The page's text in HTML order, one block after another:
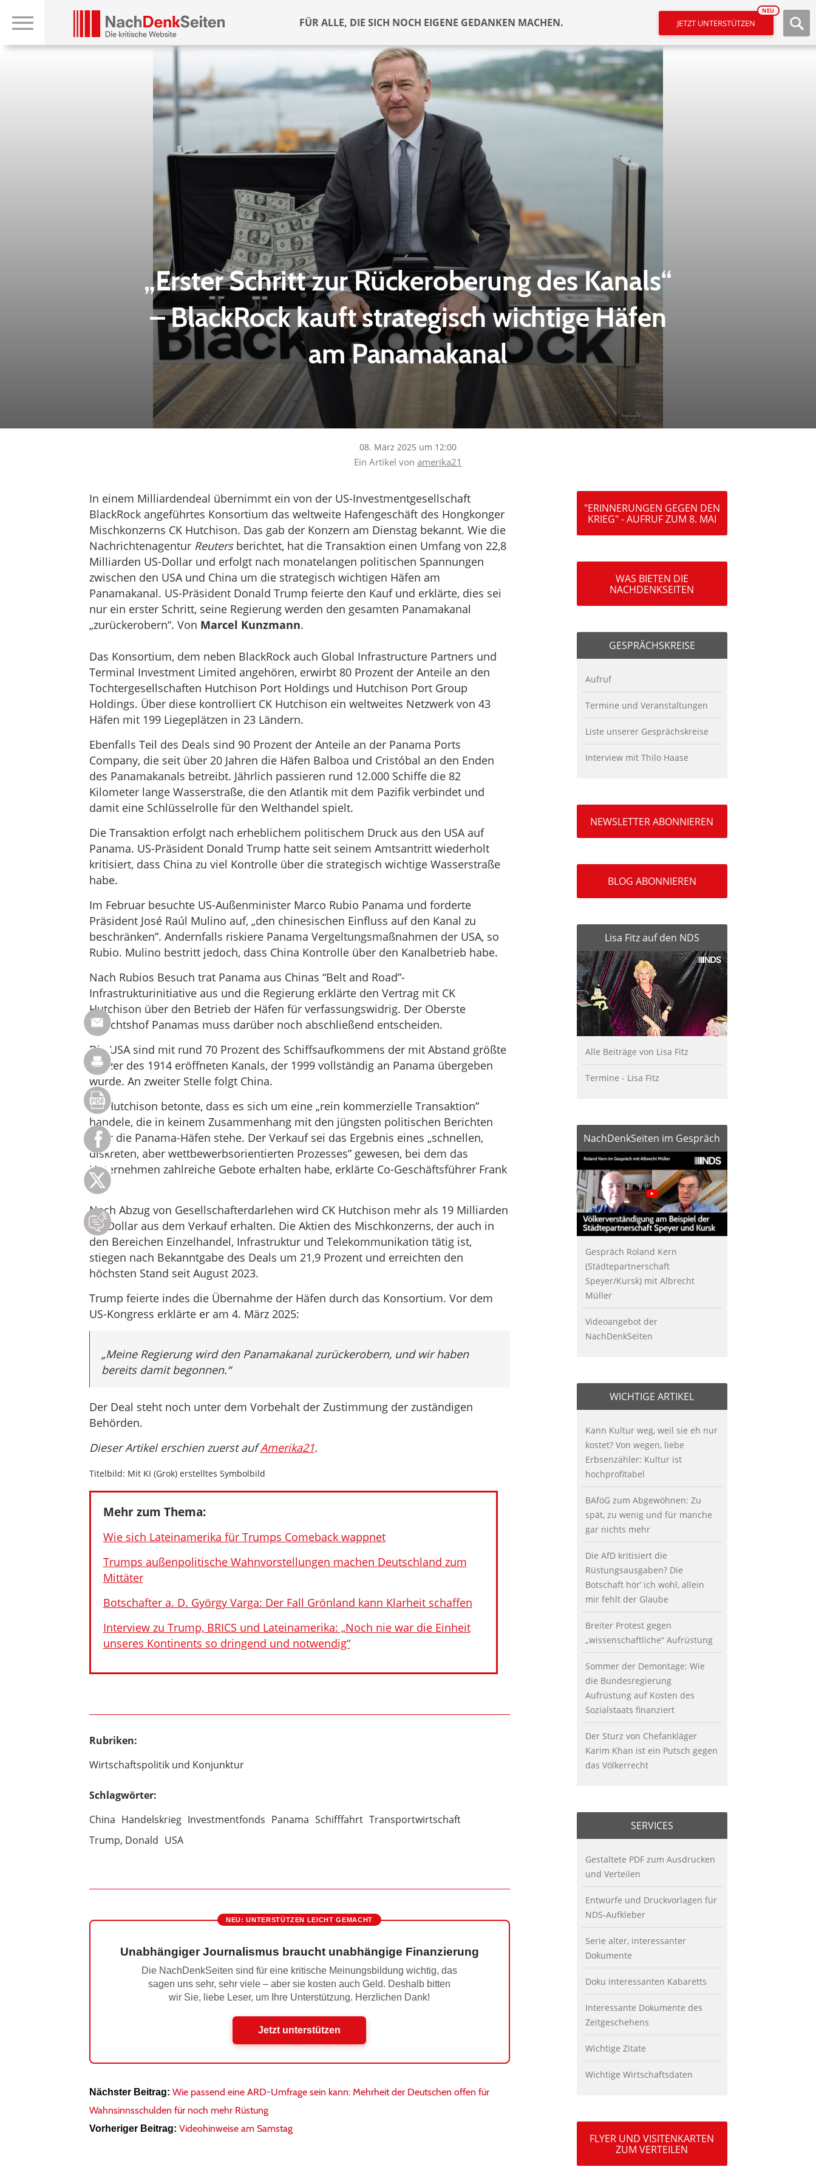
FÜR ALLE, DIE SICH NOCH EIGENE GEDANKEN MACHEN. JETZT UNTERSTÜTZEN
NEU
„Erster Schritt zur Rückeroberung des Kanals“
– BlackRock kauft strategisch wichtige Häfen
am Panamakanal
08. März 2025 um 12:00
Ein Artikel von amerika21
In einem Milliardendeal übernimmt ein von der US-Investmentgesellschaft
BlackRock angeführtes Konsortium das weltweite Hafengeschäft des Hongkonger
Mischkonzerns CK Hutchison. Das gab der Konzern am Dienstag bekannt. Wie die
Nachrichtenagentur Reutersberichtet, hat die Transaktion einen Umfang von 22,8
Milliarden US-Dollar und erfolgt nach monatelangen politischen Spannungen
zwischen den USA und China um die strategisch wichtigen Häfen am
Panamakanal. US-Präsident Donald Trump feierte den Kauf und erklärte, dies sei
nur ein erster Schritt, seine Regierung werden den gesamten Panamakanal
„zurückerobern“. Von Marcel Kunzmann.
Das Konsortium, dem neben BlackRock auch Global Infrastructure Partners und
Terminal Investment Limited angehören, erwirbt 80 Prozent der Anteile an den
Tochtergesellschaften Hutchison Port Holdings und Hutchison Port Group
Holdings. Über diese kontrolliert CK Hutchison ein weltweites Netzwerk von 43
Häfen mit 199 Liegeplätzen in 23 Ländern.
Ebenfalls Teil des Deals sind 90 Prozent der Anteile an der Panama Ports
Company, die seit über 20 Jahren die Häfen Balboa und Cristóbal an den Enden
des Panamakanals betreibt. Jährlich passieren rund 12.000 Schiffe die 82
Kilometer lange Wasserstraße, die den Atlantik mit dem Pazifik verbindet und
damit eine Schlüsselrolle für den Welthandel spielt.
Die Transaktion erfolgt nach erheblichem politischem Druck aus den USA auf
Panama. US-Präsident Donald Trump hatte seit seinem Amtsantritt wiederholt
kritisiert, dass China zu viel Kontrolle über die strategisch wichtige Wasserstraße
habe.
Im Februar besuchte US-Außenminister Marco Rubio Panama und forderte
Präsident José Raúl Mulino auf, „den chinesischen Einfluss auf den Kanal zu
beschränken”. Andernfalls riskiere Panama Vergeltungsmaßnahmen der USA, so
Rubio. Mulino bestritt jedoch, dass China Kontrolle über den Kanalbetrieb habe.
Nach Rubios Besuch trat Panama aus Chinas “Belt and Road”-
Infrastrukturinitiative aus und die Regierung erklärte den Vertrag mit CK
Hutchison über den Betrieb der Häfen für verfassungswidrig. Der Oberste
Gerichtshof Panamas muss darüber noch abschließend entscheiden.
Die USA sind mit rund 70 Prozent des Schiffsaufkommens der mit Abstand größte
Nutzer des 1914 eröffneten Kanals, der 1999 vollständig an Panama übergeben
wurde. An zweiter Stelle folgt China.
CK Hutchison betonte, dass es sich um eine „rein kommerzielle Transaktion”
handele, die in keinem Zusammenhang mit den jüngsten politischen Berichten
über die Panama-Häfen stehe. Der Verkauf sei das Ergebnis eines „schnellen,
diskreten, aber wettbewerbsorientierten Prozesses” gewesen, bei dem das
Unternehmen zahlreiche Gebote erhalten habe, erklärte Co-Geschäftsführer Frank
Sixt.
Nach Abzug von Gesellschafterdarlehen wird CK Hutchison mehr als 19 Milliarden
US-Dollar aus dem Verkauf erhalten. Die Aktien des Mischkonzerns, der auch in
den Bereichen Einzelhandel, Infrastruktur und Telekommunikation tätig ist,
stiegen nach Bekanntgabe des Deals um 21,9 Prozent und erreichten den
höchsten Stand seit August 2023.
Trump feierte indes die Übernahme der Häfen durch das Konsortium. Vor dem
US-Kongress erklärte er am 4. März 2025:
„Meine Regierung wird den Panamakanal zurückerobern, und wir haben
bereits damit begonnen.“
Der Deal steht noch unter dem Vorbehalt der Zustimmung der zuständigen
Behörden.
Dieser Artikel erschien zuerst aufAmerika21.
Titelbild: Mit KI (Grok) erstelltes Symbolbild
Mehr zum Thema:
Wie sich Lateinamerika für Trumps Comeback wappnet
Trumps außenpolitische Wahnvorstellungen machen Deutschland zum
Mittäter
Botschafter a. D. György Varga: Der Fall Grönland kann Klarheit schaffen
Interview zu Trump, BRICS und Lateinamerika: „Noch nie war die Einheit
unseres Kontinents so dringend und notwendig“
Rubriken:
Wirtschaftspolitik und Konjunktur
Schlagwörter:
China Handelskrieg Investmentfonds Panama Schifffahrt Transportwirtschaft
Trump, Donald USA
NEU: UNTERSTÜTZEN LEICHT GEMACHT
Unabhängiger Journalismus braucht unabhängige Finanzierung
Die NachDenkSeiten sind für eine kritische Meinungsbildung wichtig, das
sagen uns sehr, sehr viele – aber sie kosten auch Geld. Deshalb bitten
wir Sie, liebe Leser, um Ihre Unterstützung. Herzlichen Dank!
Jetzt unterstützen
Nächster Beitrag: Wie passend eine ARD-Umfrage sein kann: Mehrheit der Deutschen offen für
Wahnsinnsschulden für noch mehr Rüstung
Vorheriger Beitrag: Videohinweise am Samstag
"ERINNERUNGEN GEGEN DEN
KRIEG" - AUFRUF ZUM 8. MAI
WAS BIETEN DIE
NACHDENKSEITEN
GESPRÄCHSKREISE
Aufruf
Termine und Veranstaltungen
Liste unserer Gesprächskreise
Interview mit Thilo Haase
NEWSLETTER ABONNIEREN
BLOG ABONNIEREN
Lisa Fitz auf den NDS
Alle Beiträge von Lisa Fitz
Termine - Lisa Fitz
NachDenkSeiten im Gespräch
Gespräch Roland Kern
(Städtepartnerschaft
Speyer/Kursk) mit Albrecht
Müller
Videoangebot der
NachDenkSeiten
WICHTIGE ARTIKEL
Kann Kultur weg, weil sie eh nur
kostet? Von wegen, liebe
Erbsenzähler: Kultur ist
hochprofitabel
BAföG zum Abgewöhnen: Zu
spät, zu wenig und für manche
gar nichts mehr
Die AfD kritisiert die
Rüstungsausgaben? Die
Botschaft hör’ ich wohl, allein
mir fehlt der Glaube
Breiter Protest gegen
„wissenschaftliche“ Aufrüstung
Sommer der Demontage: Wie
die Bundesregierung
Aufrüstung auf Kosten des
Sozialstaats finanziert
Der Sturz von Chefankläger
Karim Khan ist ein Putsch gegen
das Völkerrecht
SERVICES
Gestaltete PDF zum Ausdrucken
und Verteilen
Entwürfe und Druckvorlagen für
NDS-Aufkleber
Serie alter, interessanter
Dokumente
Doku interessanten Kabaretts
Interessante Dokumente des
Zeitgeschehens
Wichtige Zitate
Wichtige Wirtschaftsdaten
FLYER UND VISITENKARTEN
ZUM VERTEILEN